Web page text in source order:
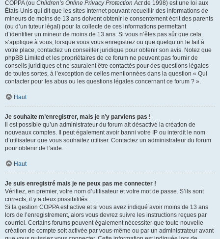
COPPA (ou Children’s Online Privacy Protection Actde 1998) est une loi aux
États-Unis qui dit que les sites Internet pouvant recueillir des informations de
mineurs de moins de 13 ans doivent obtenir le consentement écrit des parents
(ou d’un tuteur légal) pour la collecte de ces informations permettant
d’identifier un mineur de moins de 13 ans. Si vous n’êtes pas sûr que cela
s’applique à vous, lorsque vous vous enregistrez ou que quelqu’un le fait à
votre place, contactez un conseiller juridique pour obtenir son avis. Notez que
phpBB Limited et les propriétaires de ce forum ne peuvent pas fournir de
conseils juridiques et ne sauraient être contactés pour des questions légales
de toutes sortes, à l’exception de celles mentionnées dans la question « Qui
contacter pour les abus ou les questions légales concernant ce forum ? ».
Haut
Je souhaite m’enregistrer, mais je n’y parviens pas !
Il est possible qu’un administrateur du forum ait désactivé la création de
nouveaux comptes. Il peut également avoir banni votre IP ou interdit le nom
d’utilisateur que vous souhaitez utiliser. Contactez un administrateur du forum
pour obtenir de l’aide.
Haut
Je suis enregistré mais je ne peux pas me connecter !
Vérifiez, en premier, votre nom d’utilisateur et votre mot de passe. S’ils sont
corrects, il y a deux possibilités :
Si la gestion COPPA est active et si vous avez indiqué avoir moins de 13 ans
lors de l’enregistrement, alors vous devrez suivre les instructions reçues par
courriel. Certains forums peuvent également nécessiter que toute nouvelle
création de compte soit activée par vous-même ou par un administrateur avant